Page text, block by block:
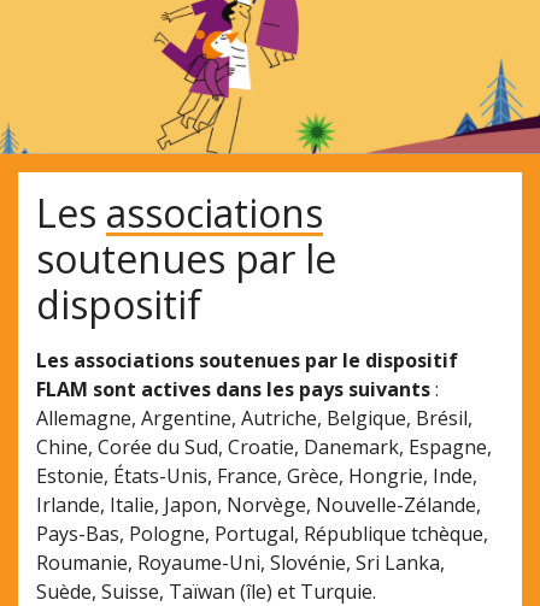
Les associations
soutenues par le
dispositif
Les associations soutenues par le dispositif
FLAM sont actives dans les pays suivants:
Allemagne, Argentine, Autriche, Belgique, Brésil,
Chine, Corée du Sud, Croatie, Danemark, Espagne,
Estonie, États-Unis, France, Grèce, Hongrie, Inde,
Irlande, Italie, Japon, Norvège, Nouvelle-Zélande,
Pays-Bas, Pologne, Portugal, République tchèque,
Roumanie, Royaume-Uni, Slovénie, Sri Lanka,
Suède, Suisse, Taïwan (île) et Turquie.